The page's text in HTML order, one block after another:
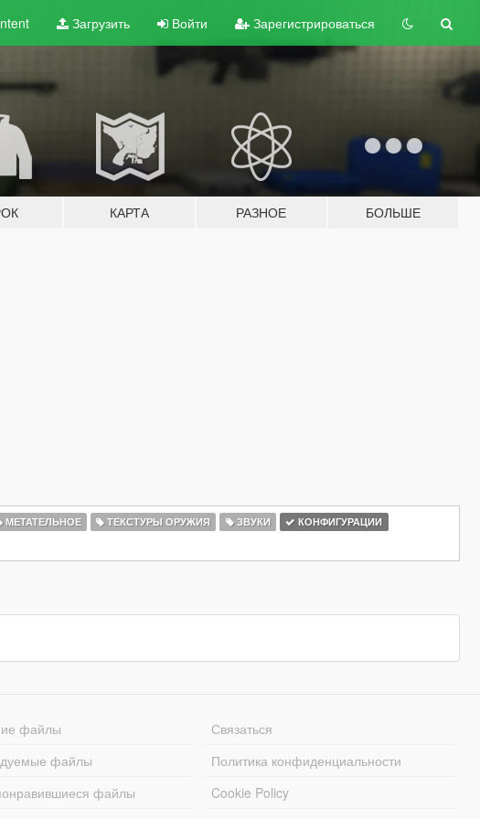
Загрузить Войти Зарегистрироваться
КАРТА РАЗНОЕ БОЛЬШЕ
МЕТАТЕЛЬНОЕ ТЕКСТУРЫ ОРУЖИЯ ЗВУКИ
КОНФИГУРАЦИИ
файлы
файлы
файлы
Связаться
Политика конфиденциальности
Cookie Policy